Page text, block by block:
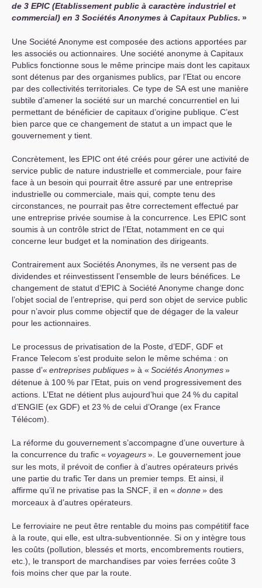
de 3 EPIC (Etablissement public à caractère industriel et
commercial) en 3 Sociétés Anonymes à Capitaux Publics. »
Une Société Anonyme est composée des actions apportées par
les associés ou actionnaires. Une société anonyme à Capitaux
Publics fonctionne sous le même principe mais dont les capitaux
sont détenus par des organismes publics, par l’Etat ou encore
par des collectivités territoriales. Ce type de SA est une manière
subtile d’amener la société sur un marché concurrentiel en lui
permettant de bénéficier de capitaux d’origine publique. C’est
bien parce que ce changement de statut a un impact que le
gouvernement y tient.
Concrètement, les EPIC ont été créés pour gérer une activité de
service public de nature industrielle et commerciale, pour faire
face à un besoin qui pourrait être assuré par une entreprise
industrielle ou commerciale, mais qui, compte tenu des
circonstances, ne pourrait pas être correctement effectué par
une entreprise privée soumise à la concurrence. Les EPIC sont
soumis à un contrôle strict de l’Etat, notamment en ce qui
concerne leur budget et la nomination des dirigeants.
Contrairement aux Sociétés Anonymes, ils ne versent pas de
dividendes et réinvestissent l’ensemble de leurs bénéfices. Le
changement de statut d’EPIC à Société Anonyme change donc
l’objet social de l’entreprise, qui perd son objet de service public
pour n’avoir plus comme objectif que de dégager de la valeur
pour les actionnaires.
Le processus de privatisation de la Poste, d’EDF GDF et
France Telecom s’est produite selon le même schéma : on
passe d’« entreprises publiques» à « Sociétés Anonymes»
détenue à 100% par l’Etat, puis on vend progressivement des
actions. L’Etat ne détient plus aujourd’hui que 24% du capital
d’ENGIE (ex GDF) et 23 % de celui d’Orange (ex France
Télécom).
La réforme du gouvernement s’accompagne d’une ouverture à
la concurrence du trafic « voyageurs». Le gouvernement joue
sur les mots, il prévoit de confier à d’autres opérateurs privés
une partie du trafic Ter dans un premier temps. Et ainsi, il
affirme qu’il ne privatise pas la SNCF , il en « donne» des
morceaux à d’autres opérateurs.
Le ferroviaire ne peut être rentable du moins pas compétitif face
à la route, qui elle, est ultra-subventionnée. Si on y intègre tous
les coûts (pollution, blessés et morts, encombrements routiers,
etc.), le transport de marchandises par voies ferrées coûte 3
fois moins cher que par la route.